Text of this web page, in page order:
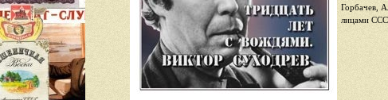
Горбачев,
лицами